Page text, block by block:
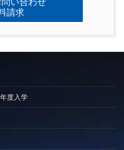
請求
度入学